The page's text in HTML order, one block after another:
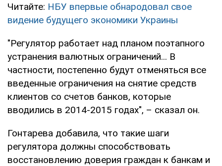
Читайте: НБУ впервые обнародовал свое
видение будущего экономики Украины
"Регулятор работает над планом поэтапного
устранения валютных ограничений... В
частности, постепенно будут отменяться все
введенные ограничения на снятие средств
клиентов со счетов банков, которые
вводились в 2014-2015 годах", – сказал он.
Гонтарева добавила, что такие шаги
регулятора должны способствовать
восстановлению доверия граждан к банкам и